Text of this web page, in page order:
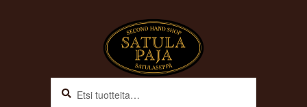
Siirry
navigointiin
Siirry
sisältöön
Haku